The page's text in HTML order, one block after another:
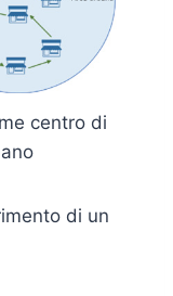
centro di
di un